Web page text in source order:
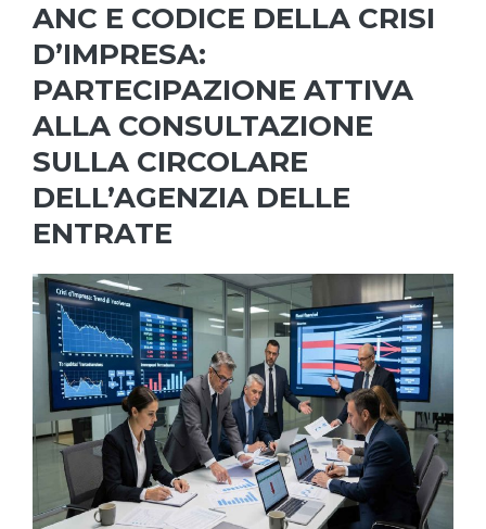
ANC E CODICE DELLA CRISI
D’IMPRESA:
PARTECIPAZIONE ATTIVA
ALLA CONSULTAZIONE
SULLA CIRCOLARE
DELL’AGENZIA DELLE
ENTRATE